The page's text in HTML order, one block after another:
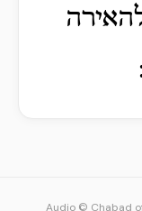
Audio © Chabad